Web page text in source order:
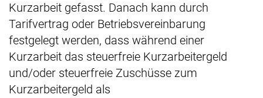
Kurzarbeit gefasst. Danach kann durch
Tarifvertrag oder Betriebsvereinbarung
festgelegt werden, dass während einer
Kurzarbeit das steuerfreie Kurzarbeitergeld
und/oder steuerfreie Zuschüsse zum
Kurzarbeitergeld als